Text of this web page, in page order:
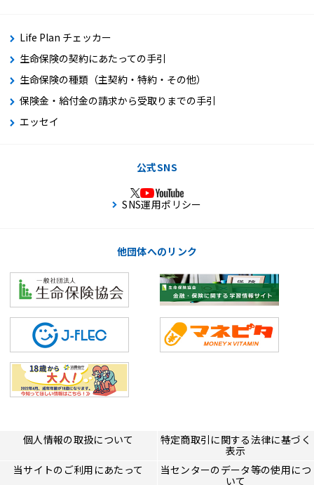
Life Plan チェッカー
生命保険の契約にあたっての手引
生命保険の種類（主契約・特約・その他）
保険金・給付金の請求から受取りまでの手引
エッセイ
公式SNS
SNS運用ポリシー
他団体へのリンク
個人情報の取扱について
特定商取引に関する法律に基づく
表示
当サイトのご利用にあたって
当センターのデータ等の使用につ
いて